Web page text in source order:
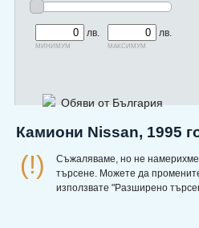
лв.
минимум
лв.
максимум
Обяви от България
Камиони Nissan, 1995
(!)
Съжаляваме, но не
търсене. Можете да
използвате "Разширено